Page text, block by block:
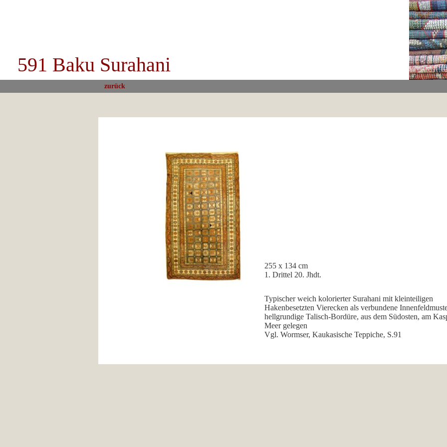
591 Baku Surahani
zurück
255 x 134 cm
1. Drittel 20. Jhdt.
Typischer weich kolorierter Surahani mit kleinteiligen
Hakenbesetzten Vierecken als verbundene
hellgrundige Talisch-Bordüre, aus dem Südosten, am
Meer gelegen
Vgl. Wormser, Kaukasische Teppiche, S.91